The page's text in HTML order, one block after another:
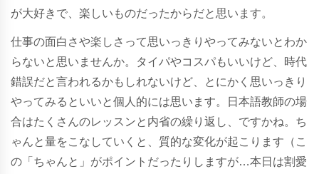
が大好きで、楽しいものだったからだと思います。
仕事の面白さや楽しさって思いっきりやってみないとわか
らないと思いませんか。タイパやコスパもいいけど、時代
錯誤だと言われるかもしれないけど、とにかく思いっきり
やってみるといいと個人的には思います。日本語教師の場
合はたくさんのレッスンと内省の繰り返し、ですかね。ち
ゃんと量をこなしていくと、質的な変化が起こります（こ
の「ちゃんと」がポイントだったりしますが…本日は割愛